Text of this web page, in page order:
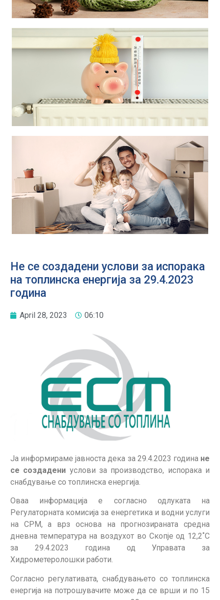
Не се создадени услови за испорака
на топлинска енергија за 29.4.2023
година
April 28, 2023 06:10
Jа информираме јавноста дека за 29.4.2023 година не
се создадени услови за производство, испорака и
снабдување со топлинска енергија.
Оваа информација е согласно одлуката на
Регулаторната комисија за енергетика и водни услуги
на СРМ, а врз основа на прогнозираната средна
дневна температура на воздухот во Скопје од 12,2˚С
за 29.4.2023 година од Управата за
Хидрометеролошки работи.
Согласно регулативата, снабдувањето со топлинска
енергија на потрошувачите може да се врши и по 15